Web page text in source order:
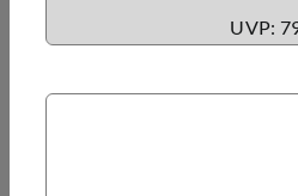
UVP: